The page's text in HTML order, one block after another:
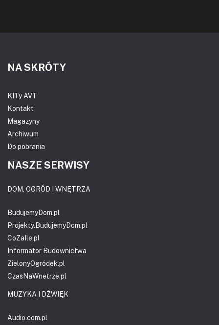
NA SKRÓTY
KITy AVT
Kontakt
Magazyny
Archiwum
Do pobrania
NASZE SERWISY
DOM, OGRÓD I WNĘTRZA
BudujemyDom.pl
Projekty.BudujemyDom.pl
CoZaIle.pl
Informator Budownictwa
ZielonyOgródek.pl
CzasNaWnetrze.pl
MUZYKA I DŹWIĘK
Audio.com.pl